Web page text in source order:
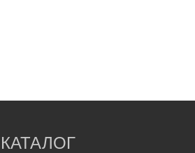
КАТАЛОГ